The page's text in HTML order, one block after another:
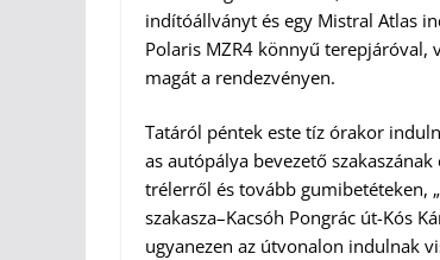
indítóállványt és egy Mistral Atlas
Polaris MZR4 könnyű
magát a rendezvényen.
Tatáról péntek este tíz órakor
as autópálya bevezető
trélerről és tovább gumibetéteken,
szakasza–Kacsóh Pongrác út-Kós
ugyanezen az útvonalon indulnak